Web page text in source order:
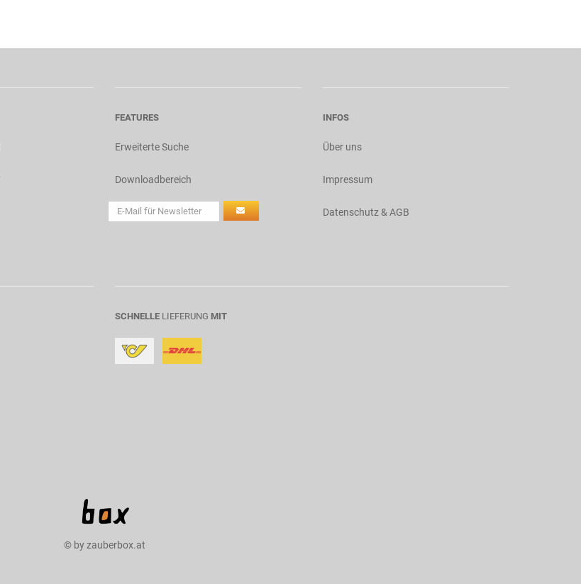
FEATURES
Erweiterte Suche
Downloadbereich
INFOS
Über uns
Impressum
Datenschutz & AGB
SCHNELLE LIEFERUNG MIT
© by zauberbox.at